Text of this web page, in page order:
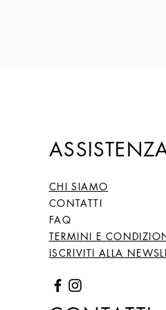
CHI SIAMO
CONTATTI
FAQ
TERMINI E
ISCRIVITI ALLA